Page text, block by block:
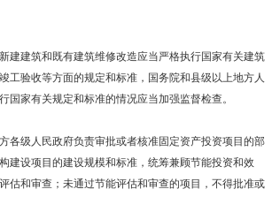
建筑和既有建筑维修改造应当严格执行国家有关建筑
工验收等方面的规定和标准，国务院和县级以上地方人
国家有关规定和标准的情况应当加强监督检查。
级人民政府负责审批或者核准固定资产投资项目的部
建设项目的建设规模和标准，统筹兼顾节能投资和效
估和审查；未通过节能评估和审查的项目，不得批准或